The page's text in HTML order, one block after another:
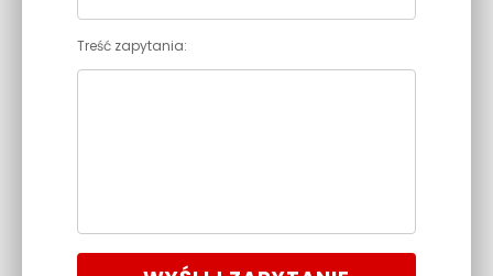
Treść zapytania: